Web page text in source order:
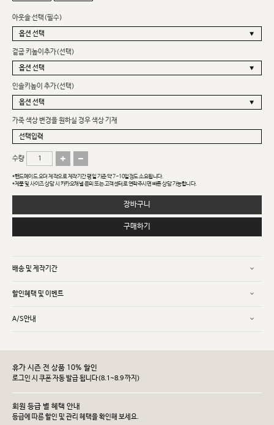
아웃솔 선택(필수)
겉굽 키높이추가(선택)
인솔키높이 추가(선택)
가죽 색상 변경을 원하실 경우 색상 기재
수량
*핸드메이드 오더 제작으로 제작기간 평일 기준 약 7~10일정도 소요됩니다.
*제품 및 사이즈 상담 시 카카오채널 문의 또는 고객센터로 연락주시면 빠른 상담 가능합니다.
장바구니
구매하기
배송 및 제작기간
할인혜택 및 이벤트
A/S안내
휴가 시즌 전 상품 10% 할인
로그인 시 쿠폰 자동 발급 됩니다(8.1~8.9 까지)
회원 등급 별 혜택 안내
등급에 따른 할인 및 관리 헤택을 확인해 보세요.